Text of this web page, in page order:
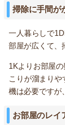
掃除に手間が
一人暮らしで
部屋が広くて、
1Kよりお部屋
こりが溜まり
機は必要ですが
お部屋のレイ